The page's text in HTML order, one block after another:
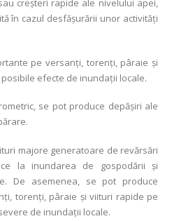
creșteri rapide ale nivelului apei,
în cazul desfășurării unor activități
pe versanți, torenți, pâraie și
efecte de inundații locale.
se pot produce depășiri ale
majore generatoare de revărsări
la inundarea de gospodării și
De asemenea, se pot produce
torenți, pâraie și viituri rapide pe
de inundații locale.